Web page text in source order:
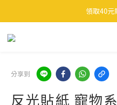
🎉 全館滿 599 免運（台灣本
領取40元
🎉 全館滿 599 免運（台灣本
分享到
反光貼紙 寵物